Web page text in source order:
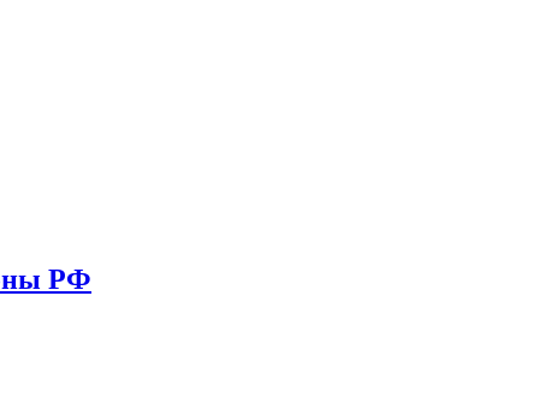
РФ